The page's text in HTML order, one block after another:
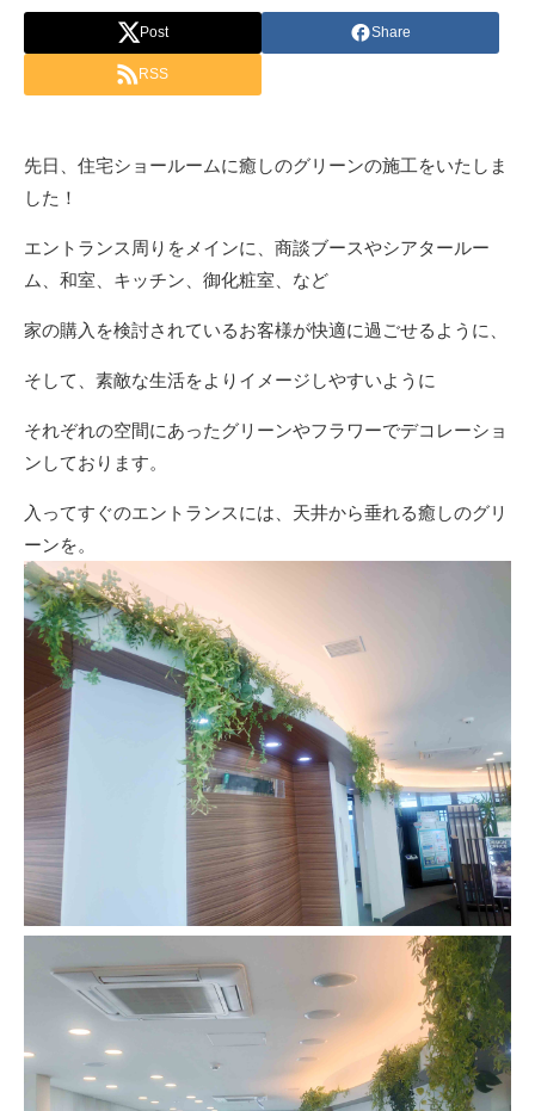
Post Share
RSS
先日、住宅ショールームに癒しのグリーンの施工をいたしま
した！
エントランス周りをメインに、商談ブースやシアタールー
ム、和室、キッチン、御化粧室、など
家の購入を検討されているお客様が快適に過ごせるように、
そして、素敵な生活をよりイメージしやすいように
それぞれの空間にあったグリーンやフラワーでデコレーショ
ンしております。
入ってすぐのエントランスには、天井から垂れる癒しのグリ
ーンを。